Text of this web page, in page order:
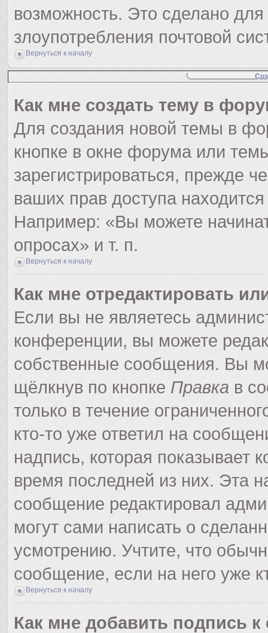
возможность. Это сделано для
злоупотребления почтовой
Вернуться к началу
Как мне создать тему в
Для создания новой темы в
кнопке в окне форума или
зарегистрироваться, прежде
ваших прав доступа
Например: «Вы можете
опросах» и т. п.
Вернуться к началу
Как мне отредактировать
Если вы не являетесь
конференции, вы можете
собственные сообщения. Вы
щёлкнув по кнопке Правка в
только в течение
кто-то уже ответил на
надпись, которая показывает
время последней из них. Эта
сообщение редактировал
могут сами написать о
усмотрению. Учтите, что
сообщение, если на него уже
Вернуться к началу
Как мне добавить подпись